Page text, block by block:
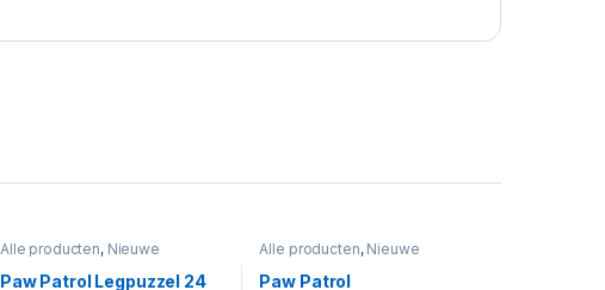
Alle producten, Nieuwe
Puzzels en Spellen,Puzzels
Paw Patrol Legpuzzel 24
Alle producten, Nieuwe
Dekens,Paw Patrol
Paw Patrol